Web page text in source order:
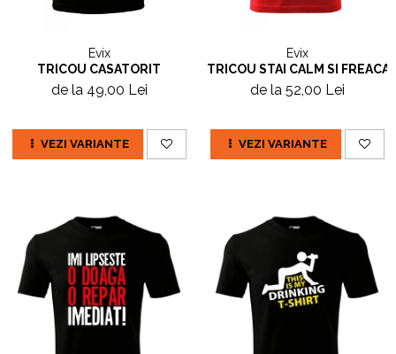
Evix
TRICOU CASATORIT
de la 49,00 Lei
VEZI VARIANTE
Evix
TRICOU STAI CALM SI FREACA
de la 52,00 Lei
VEZI VARIANTE